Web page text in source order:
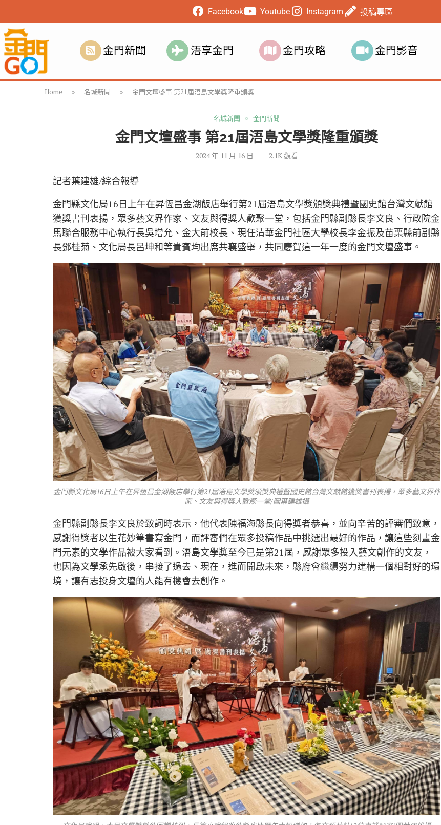
Facebook Youtube Instagram 投稿專區
金門新聞 浯享金門 金門攻略 金門影音
Home » 名城新聞 » 金門文壇盛事 第21屆浯島文學獎隆重頒獎
名城新聞 金門新聞
金門文壇盛事 第21屆浯島文學獎隆重頒獎
2024 年 11 月 16 日 2.1K觀看
記者葉建雄/綜合報導
金門縣文化局16日上午在昇恆昌金湖飯店舉行第21屆浯島文學獎頒獎典禮暨國史館台灣文獻館
獲獎書刊表揚，眾多藝文界作家、文友與得獎人歡聚一堂，包括金門縣副縣長李文良、行政院金
馬聯合服務中心執行長吳增允、金大前校長、現任清華金門社區大學校長李金振及苗栗縣前副縣
長鄧桂菊、文化局長呂坤和等貴賓均出席共襄盛舉，共同慶賀這一年一度的金門文壇盛事。
金門縣文化局16日上午在昇恆昌金湖飯店舉行第21屆浯島文學獎頒獎典禮暨國史館台灣文獻館獲獎書刊表揚，眾多藝文界作
家、文友與得獎人歡聚一堂/圖葉建雄攝
金門縣副縣長李文良於致詞時表示，他代表陳福海縣長向得獎者恭喜，並向辛苦的評審們致意，
感謝得獎者以生花妙筆書寫金門，而評審們在眾多投稿作品中挑選出最好的作品，讓這些刻畫金
門元素的文學作品被大家看到。浯島文學獎至今已是第21屆，感謝眾多投入藝文創作的文友，
也因為文學承先啟後，串接了過去、現在，進而開啟未來，縣府會繼續努力建構一個相對好的環
境，讓有志投身文壇的人能有機會去創作。